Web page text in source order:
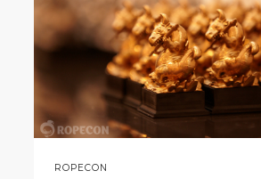
ROPECON